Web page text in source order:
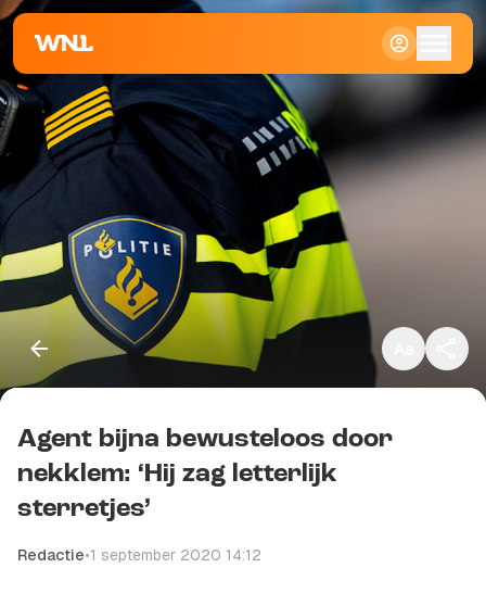
Klein
Standaard
Groot
Kopieer link
Agent bijna bewusteloos door
nekklem: ‘Hij zag letterlijk
sterretjes’
Redactie•1 september 2020 14:12